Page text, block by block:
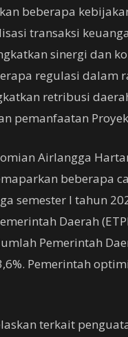
beberapa
transaksi
sinergi dan
regulasi dalam
retribusi
pemanfaatan
Airlangga
beberapa
semester I tahun
Daerah
Pemerintah
Pemerintah
terkait